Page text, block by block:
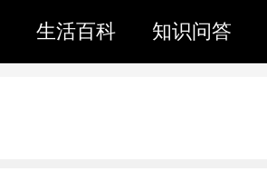
生活百科 知识问答